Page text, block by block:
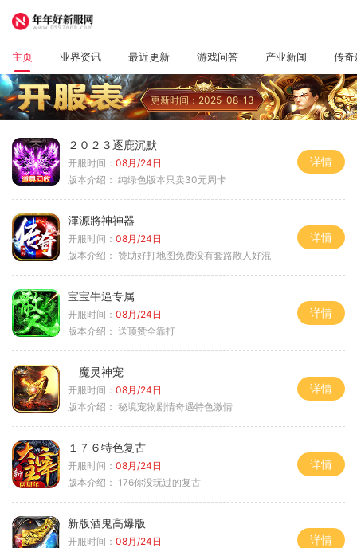
主页 业界资讯 最近更新 游戏问答 产业新闻 传奇
更新时间：2025-08-13
２０２３逐鹿沉默
开服时间： 08月/24日
版本介绍： 纯绿色版本只卖30元周卡
详情
渾源將神神器
开服时间： 08月/24日
版本介绍： 赞助好打地图免费没有套路散人好混
详情
宝宝牛逼专属
开服时间： 08月/24日
版本介绍： 送顶赞全靠打
详情
魔灵神宠
开服时间： 08月/24日
版本介绍： 秘境宠物剧情奇遇特色激情
详情
１７６特色复古
开服时间： 08月/24日
版本介绍： 176你没玩过的复古
详情
新版酒鬼高爆版
开服时间： 08月/24日
详情